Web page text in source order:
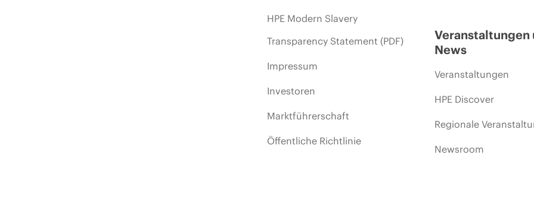
HPE Modern Slavery
Transparency Statement (PDF)
Impressum
Investoren
Marktführerschaft
Öffentliche Richtlinie
Veranstaltungen
News
Veranstaltungen
HPE Discover
Regionale
Newsroom